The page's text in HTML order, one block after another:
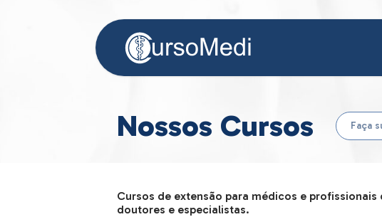
Nossos Cursos
Cursos de extensão para médicos e
doutores e especialistas.